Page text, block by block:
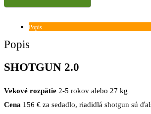
Detská
2.0
Upgrade
Popis
Popis
SHOTGUN 2.0
Vekové rozpätie 2-5 rokov alebo 27 kg
Cena 156 € za sedadlo, riadidlá shotgun sú